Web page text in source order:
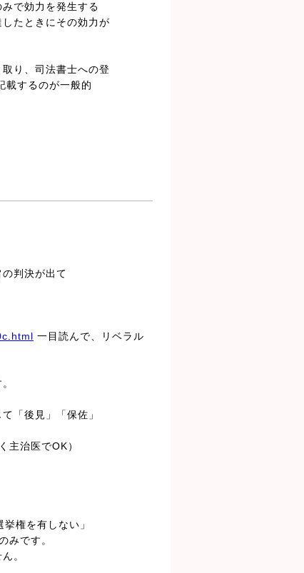
で効力を発生する
たときにその効力が
り、司法書士への登
載するのが一般的
判決が出て
一目読んで、リベラル
「後見」「保佐」
主治医でOK）
権を有しない」
みです。
。